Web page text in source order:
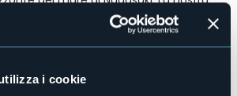
i cookie
della speranza sul confine fra
materno fino a giungere
per la felicità altrui.